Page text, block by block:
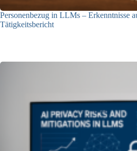
Personenbezug in LLMs – Erkenntnisse
Tätigkeitsbericht